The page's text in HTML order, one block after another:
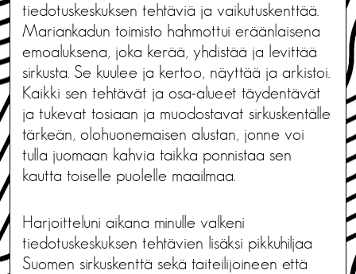
tiedotuskeskuksen tehtäviä ja vaikutuskenttää.
Mariankadun toimisto hahmottui eräänlaisena
emoaluksena, joka kerää, yhdistää ja levittää
sirkusta. Se kuulee ja kertoo, näyttää ja arkistoi.
Kaikki sen tehtävät ja osa-alueet täydentävät
ja tukevat tosiaan ja muodostavat sirkuskentälle
tärkeän, olohuonemaisen alustan, jonne voi
tulla juomaan kahvia taikka ponnistaa sen
kautta toiselle puolelle maailmaa.
Harjoitteluni aikana minulle valkeni
tiedotuskeskuksen tehtävien lisäksi pikkuhiljaa
Suomen sirkuskenttä sekä taiteilijoineen että